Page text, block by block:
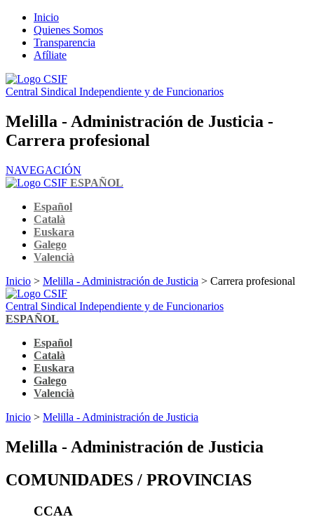
Inicio
Quienes Somos
Transparencia
Afíliate
Central Sindical Independiente y de Funcionarios
Melilla - Administración de Justicia -
Carrera profesional
NAVEGACIÓN
ESPAÑOL
Español
Català
Euskara
Galego
Valencià
Inicio > Melilla - Administración de Justicia > Carrera profesional
Central Sindical Independiente y de Funcionarios
ESPAÑOL
Español
Català
Euskara
Galego
Valencià
Inicio > Melilla - Administración de Justicia
Melilla - Administración de Justicia
COMUNIDADES / PROVINCIAS
CCAA